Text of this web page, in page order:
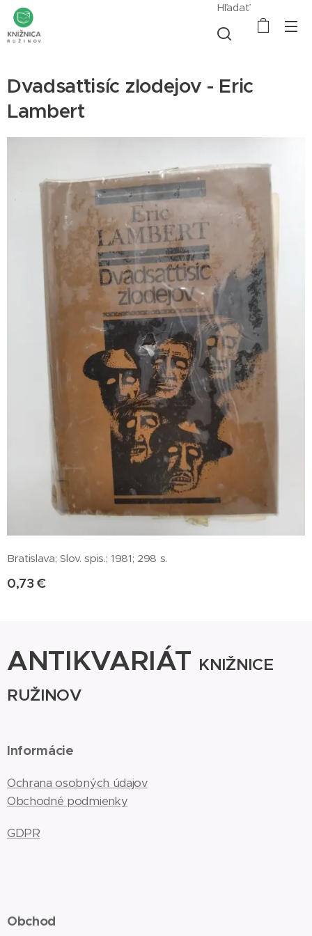
Hľadať
Dvadsaťtisíc zlodejov - Eric
Lambert
Bratislava; Slov. spis.; 1981; 298 s.
0,73 €
ANTIKVARIÁT KNIŽNICE
RUŽINOV
Informácie
Ochrana osobných údajov
Obchodné podmienky
GDPR
Obchod